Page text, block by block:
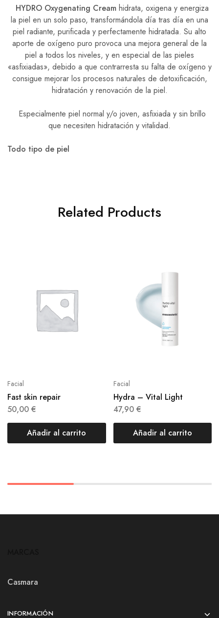
HYDRO Oxygenating Creamhidrata, oxigena y energiza
la piel en un solo paso, transformándola día tras día en una
piel radiante, purificada y perfectamente hidratada. Su alto
aporte de oxígeno puro provoca una mejora general de la
piel a todos los niveles, y en especial de las pieles
«asfixiadas», debido a que contrarresta su falta de oxígeno y
consigue mejorar los procesos naturales de detoxificación,
hidratación y renovación de la piel.
Especialmente piel normal y/o joven, asfixiada y sin brillo
que necesiten hidratación y vitalidad.
Todo tipo de piel
Related Products
Facial
Fast skin repair
50,00 €
Añadir al carrito
Facial
Hydra – Vital Light
47,90 €
Añadir al carrito
Casmara
INFORMACIÓN